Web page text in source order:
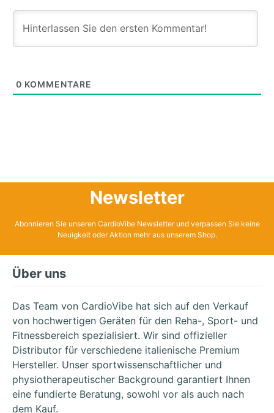
0 KOMMENTARE
Newsletter
Abonnieren Sie unseren CardioVibe Newsletter und verpassen Sie keine
Neuigkeit oder Aktion mehr aus unserem Shop.
Über uns
Das Team von CardioVibe hat sich auf den Verkauf
von hochwertigen Geräten für den Reha-, Sport- und
Fitnessbereich spezialisiert. Wir sind offizieller
Distributor für verschiedene italienische Premium
Hersteller. Unser sportwissenschaftlicher und
physiotherapeutischer Background garantiert Ihnen
eine fundierte Beratung, sowohl vor als auch nach
dem Kauf.